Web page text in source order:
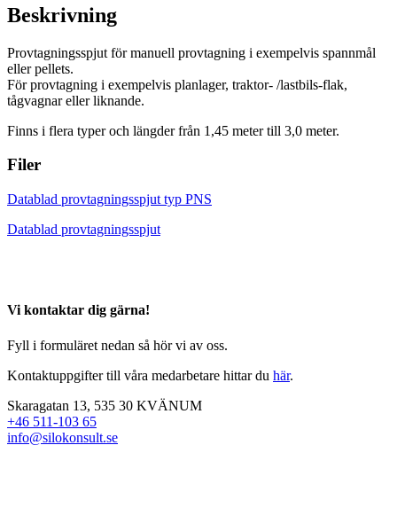
Beskrivning
Provtagningsspjut för manuell provtagning i exempelvis spannmål
eller pellets.
För provtagning i exempelvis planlager, traktor- /lastbils-flak,
tågvagnar eller liknande.
Finns i flera typer och längder från 1,45 meter till 3,0 meter.
Filer
Datablad provtagningsspjut typ PNS
Datablad provtagningsspjut
Vi kontaktar dig gärna!
Fyll i formuläret nedan så hör vi av oss.
Kontaktuppgifter till våra medarbetare hittar du här.
Skaragatan 13, 535 30 KVÄNUM
+46 511-103 65
info@silokonsult.se